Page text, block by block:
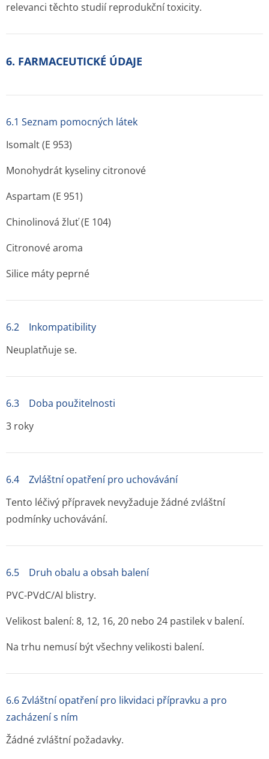
relevanci těchto studií reprodukční toxicity.
6. FARMACEUTICKÉ ÚDAJE
6.1 Seznam pomocných látek
Isomalt (E 953)
Monohydrát kyseliny citronové
Aspartam (E 951)
Chinolinová žluť (E 104)
Citronové aroma
Silice máty peprné
6.2 Inkompatibility
Neuplatňuje se.
6.3 Doba použitelnosti
3 roky
6.4 Zvláštní opatření pro uchovávání
Tento léčivý přípravek nevyžaduje žádné zvláštní
podmínky uchovávání.
6.5 Druh obalu a obsah balení
PVC-PVdC/Al blistry.
Velikost balení: 8, 12, 16, 20 nebo 24 pastilek v balení.
Na trhu nemusí být všechny velikosti balení.
6.6 Zvláštní opatření pro likvidaci přípravku a pro
zacházení s ním
Žádné zvláštní požadavky.